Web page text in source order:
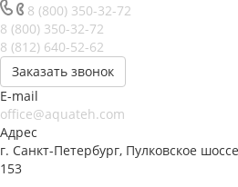
8 (800) 350-32-72
8 (800) 350-32-72
8 (812) 640-52-62
Заказать звонок
E-mail
office@aquateh.com
Адрес
г. Санкт-Петербург, Пулковское
153